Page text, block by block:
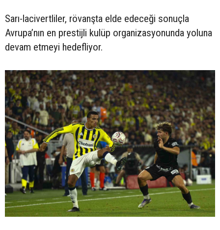
Sarı-lacivertliler, rövanşta elde edeceği sonuçla
Avrupa’nın en prestijli kulüp organizasyonunda yoluna
devam etmeyi hedefliyor.